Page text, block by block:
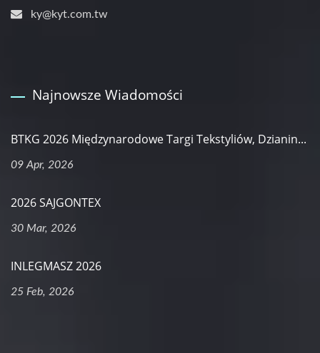
ky@kyt.com.tw
Najnowsze Wiadomości
BTKG 2026 Międzynarodowe Targi Tekstyliów, Dzianin...
09 Apr, 2026
2026 SAJGONTEX
30 Mar, 2026
INLEGMASZ 2026
25 Feb, 2026